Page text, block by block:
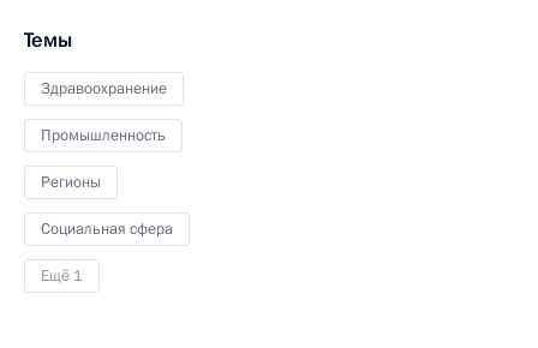
Темы
Здравоохранение
Промышленность
Регионы
Социальная сфера
Ещё 1